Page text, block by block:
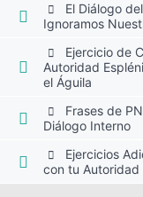
El Diálogo
Ignoramos
Ejercicio de
Autoridad
el Águila
Frases de
Diálogo Interno
Ejercicios
con tu Autoridad